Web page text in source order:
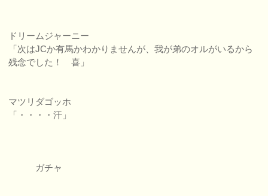
ドリームジャーニー
「次はJCか有馬かわかりませんが、我が弟のオルがいるから
残念でした！ 喜」
マツリダゴッホ
「・・・・汗」
ガチャ